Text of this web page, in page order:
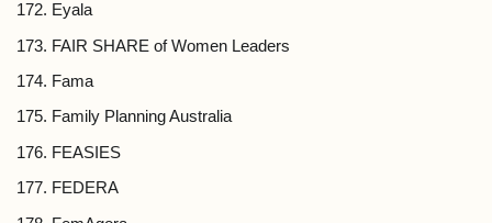
Eyala
FAIR SHARE of Women Leaders
Fama
Family Planning Australia
FEASIES
FEDERA